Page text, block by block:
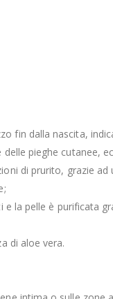
fin dalla nascita,
pieghe cutanee,
di prurito, grazie
la pelle è purificata
di aloe vera.